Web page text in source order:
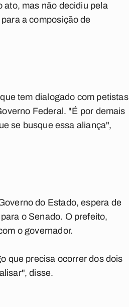
ato, mas não decidiu pela
a composição de
tem dialogado com petistas
Federal. "É por demais
se busque essa aliança",
do Estado, espera de
o Senado. O prefeito,
o governador.
que precisa ocorrer dos dois
disse.